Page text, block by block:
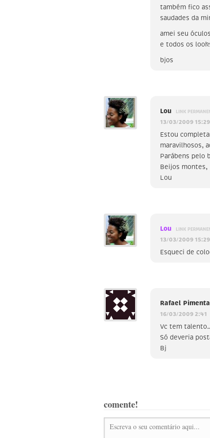
também fico
saudades da
amei seu
e todos os
bjos
Lou LINK
13/03/2009 15:29
Estou
maravilhosos,
Parábens pelo
Beijos montes,
Lou
Lou LINK
13/03/2009 15:29
Esqueci de
Rafael Pimenta
16/03/2009 2:41
Vc tem
Só deveria
Bj
comente!
Escreva o seu comentário aqui...